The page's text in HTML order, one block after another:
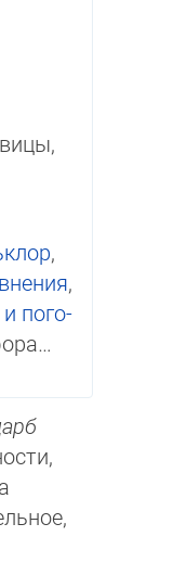
,
,
по­го­